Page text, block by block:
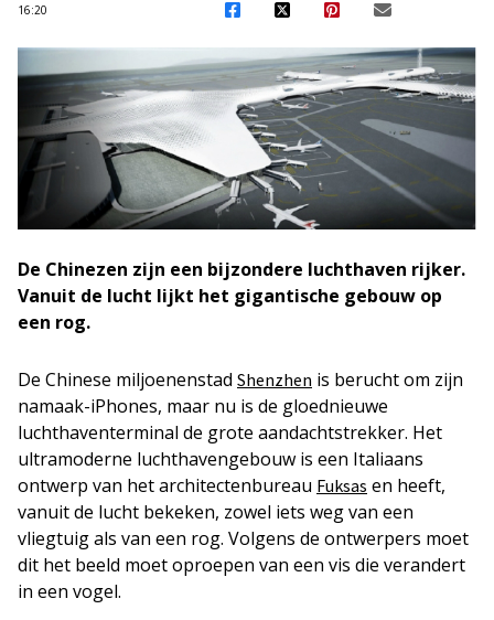
16:20
De Chinezen zijn een bijzondere luchthaven rijker.
Vanuit de lucht lijkt het gigantische gebouw op
een rog.
De Chinese miljoenenstad Shenzhen is berucht om zijn
namaak-iPhones, maar nu is de gloednieuwe
luchthaventerminal de grote aandachtstrekker. Het
ultramoderne luchthavengebouw is een Italiaans
ontwerp van het architectenbureau Fuksas en heeft,
vanuit de lucht bekeken, zowel iets weg van een
vliegtuig als van een rog. Volgens de ontwerpers moet
dit het beeld moet oproepen van een vis die verandert
in een vogel.